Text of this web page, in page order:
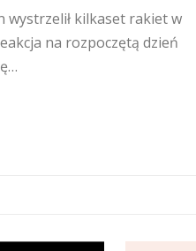
wystrzelił kilkaset rakiet w
na rozpoczętą dzień